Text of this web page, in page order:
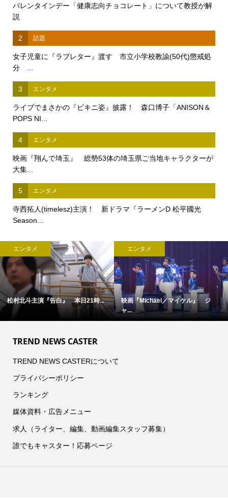
バレンタインデー「健康志向チョコレート」について教授が解
説
2 話題
女子児童に『ラブレター』渡す 市立小学校教諭(50代)懲戒処
分 ...
3 エンタメ
ライブでまさかの『ビキニ姿』披露！ 森口博子「ANISON＆
POPS NI...
4 エンタメ
映画『翔んで埼玉』 総勢53体の埼玉県ご当地キャラクターが
大集...
5 エンタメ
寺西拓人(timelesz)主演！ 新ドラマ『ラーメンD 松平國光
Season...
エンタメ
松村北斗主演『告白』 本日21時...
エンタメ
映画『Michael／マイケル』 ジ
ャ...
TREND NEWS CASTER
TREND NEWS CASTERについて
プライバシーポリシー
ランキング
媒体資料・広告メニュー
求人（ライター、編集、動画編集スタッフ募集）
誰でもキャスター！応募ページ